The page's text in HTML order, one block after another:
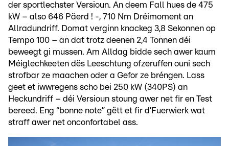
der sportlechster Versioun. An deem Fall hues de 475
kW – also 646 Päerd ! -, 710 Nm Dréimoment an
Allradundriff. Domat verginn knackeg 3,8 Sekonnen op
Tempo 100 – an dat trotz deenen 2,4 Tonnen déi
beweegt gi mussen. Am Alldag bidde sech awer kaum
Méiglechkeeten dës Leeschtung ofzeruffen ouni sech
strofbar ze maachen oder a Gefor ze bréngen. Lass
geet et iwwregens scho bei 250 kW (340PS) an
Heckundriff – déi Versioun stoung awer net fir en Test
bereed. Eng “bonne note” gëtt et fir d’Fuerwierk wat
straff awer net onconfortabel ass.